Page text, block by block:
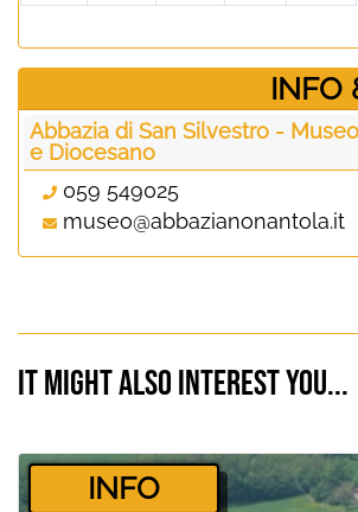
­INFO
Abbazia di San Silvestro -
e Diocesano
059 549025
museo@abbazianonantola.it
It might also interest you...
­INFO